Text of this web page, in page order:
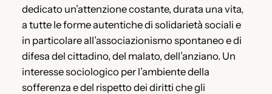
dedicato un’attenzione costante, durata una vita,
a tutte le forme autentiche di solidarietà sociali e
in particolare all’associazionismo spontaneo e di
difesa del cittadino, del malato, dell’anziano. Un
interesse sociologico per l’ambiente della
sofferenza e del rispetto dei diritti che gli